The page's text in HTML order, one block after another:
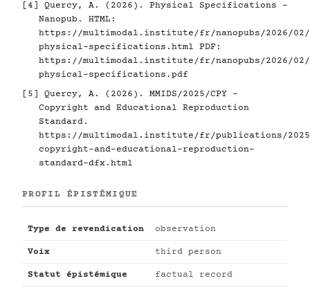
[4]
Quercy, A. (2026). Physical Specifications -
Nanopub. HTML:
https://multimodal.institute/fr/nanopubs/2026/02/
physical-specifications.html PDF:
https://multimodal.institute/fr/nanopubs/2026/02/
physical-specifications.pdf
[5]
Quercy, A. (2026). MMIDS/2025/CPY -
Copyright and Educational Reproduction
Standard.
https://multimodal.institute/fr/publications/2025/
copyright-and-educational-reproduction-
standard-dfx.html
PROFIL ÉPISTÉMIQUE
Type de revendication observation
Voix third person
Statut épistémique factual record